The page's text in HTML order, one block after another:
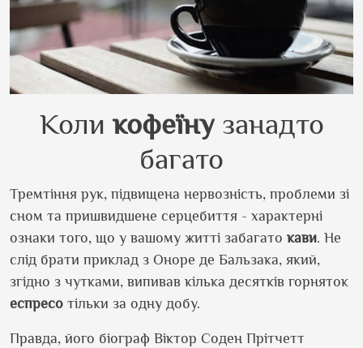
Коли кофеїнузанадто
багато
Тремтіння рук, підвищена нервозність, проблеми зі
сном та пришвидшене серцебиття - характерні
ознаки того, що у вашому житті забагато кави. Не
слід брати приклад з Оноре де Бальзака, який,
згідно з чутками, випивав кілька десятків горняток
еспресо тільки за одну добу.
Правда, його біограф Віктор Соден Прітчетт